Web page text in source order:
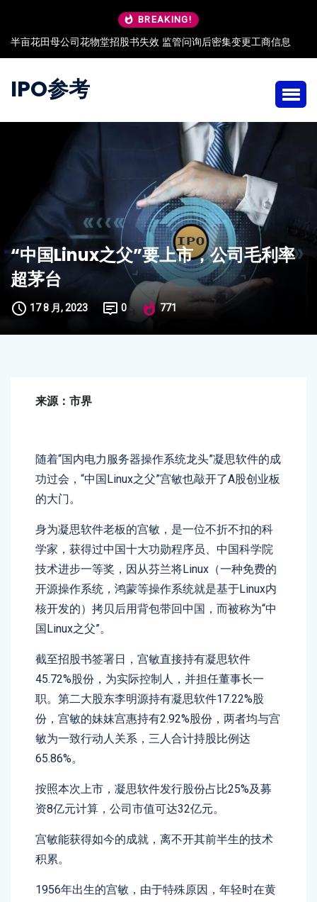
BREAKING!
息 朗高科技IPO：董秘出身保荐机构 任职与保荐独立性存疑
IPO参考
“中国Linux之父”要上市，公司毛利率
超茅台
17 8 月, 2023 0 771
来源：市界
随着“国内电力服务器操作系统龙头”凝思软件的成
功过会，“中国Linux之父”宫敏也敲开了A股创业板
的大门。
身为凝思软件老板的宫敏，是一位不折不扣的科
学家，获得过中国十大功勋程序员、中国科学院
技术进步一等奖，因从芬兰将Linux（一种免费的
开源操作系统，鸿蒙等操作系统就是基于Linux内
核开发的）拷贝后用背包带回中国，而被称为“中
国Linux之父”。
截至招股书签署日，宫敏直接持有凝思软件
45.72%股份，为实际控制人，并担任董事长一
职。第二大股东李明源持有凝思软件17.22%股
份，宫敏的妹妹宫惠持有2.92%股份，两者均与宫
敏为一致行动人关系，三人合计持股比例达
65.86%。
按照本次上市，凝思软件发行股份占比25%及募
资8亿元计算，公司市值可达32亿元。
宫敏能获得如今的成就，离不开其前半生的技术
积累。
1956年出生的宫敏，由于特殊原因，年轻时在黄